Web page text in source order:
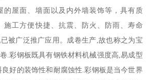
的屋面、墙面以及内外墙装饰等，具有质
施工方便快捷、抗震、防火、防雨、寿命
被广泛推广应用。成卷生产,故也称之为宝
.彩钢板既具有钢铁材料机械强度高,易成型
好的装饰性和耐腐蚀性.彩钢板是当今世界